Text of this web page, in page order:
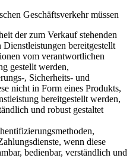
Geschäftsverkehr müssen
der zum Verkauf stehenden
bereitgestellt
vom verantwortlichen
gestellt werden,
, Sicherheits- und
nicht in Form eines Produkts,
bereitgestellt werden,
und robust gestaltet
wenn diese
bedienbar, verständlich und